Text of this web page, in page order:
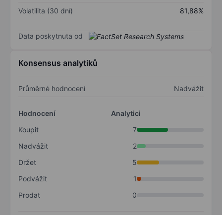
Volatilita (30 dní)
81,88%
Data poskytnuta od
Konsensus analytiků
Průměrné hodnocení Nadvážit
Hodnocení
Analytici
Koupit
7
Nadvážit
2
Držet
5
Podvážit
1
Prodat
0